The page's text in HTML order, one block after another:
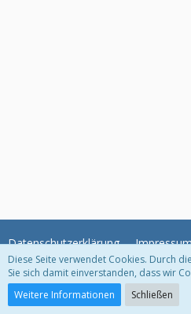
Datenschutzerklärung
Community-Software:
Diese Seite verwendet Cookies. Durch
Sie sich damit einverstanden, dass wir
Weitere Informationen
Schließen